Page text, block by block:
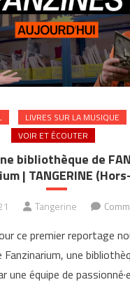
LIVRES SUR LA MUSIQUE
VOIR ET ÉCOUTER
bibliothèque de
| TANGERINE
Tangerine
ce premier reportage
une
une équipe de